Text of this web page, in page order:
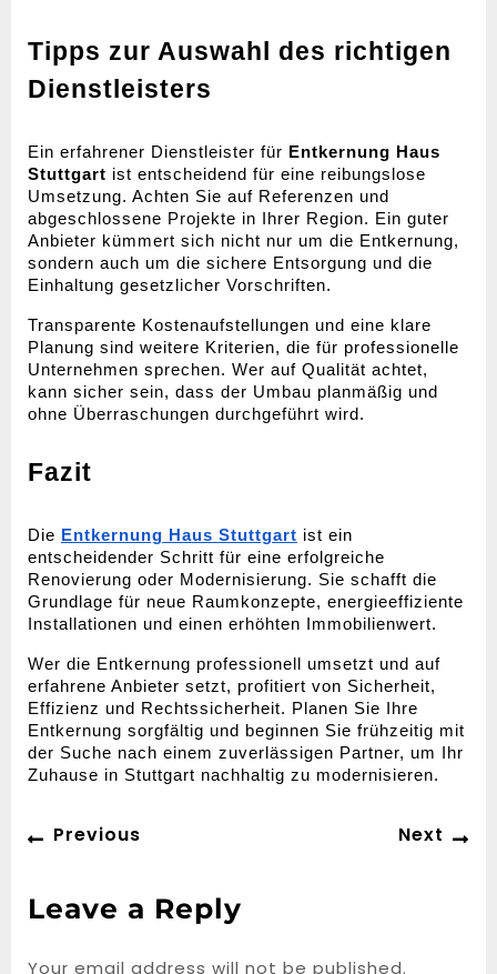
Tipps zur Auswahl des richtigen
Dienstleisters
Ein erfahrener Dienstleister für Entkernung Haus
Stuttgart ist entscheidend für eine reibungslose
Umsetzung. Achten Sie auf Referenzen und
abgeschlossene Projekte in Ihrer Region. Ein guter
Anbieter kümmert sich nicht nur um die Entkernung,
sondern auch um die sichere Entsorgung und die
Einhaltung gesetzlicher Vorschriften.
Transparente Kostenaufstellungen und eine klare
Planung sind weitere Kriterien, die für professionelle
Unternehmen sprechen. Wer auf Qualität achtet,
kann sicher sein, dass der Umbau planmäßig und
ohne Überraschungen durchgeführt wird.
Fazit
Die Entkernung Haus Stuttgart ist ein
entscheidender Schritt für eine erfolgreiche
Renovierung oder Modernisierung. Sie schafft die
Grundlage für neue Raumkonzepte, energieeffiziente
Installationen und einen erhöhten Immobilienwert.
Wer die Entkernung professionell umsetzt und auf
erfahrene Anbieter setzt, profitiert von Sicherheit,
Effizienz und Rechtssicherheit. Planen Sie Ihre
Entkernung sorgfältig und beginnen Sie frühzeitig mit
der Suche nach einem zuverlässigen Partner, um Ihr
Zuhause in Stuttgart nachhaltig zu modernisieren.
Post
navigation
Previous Next
Leave a Reply
Your email address will not be published.